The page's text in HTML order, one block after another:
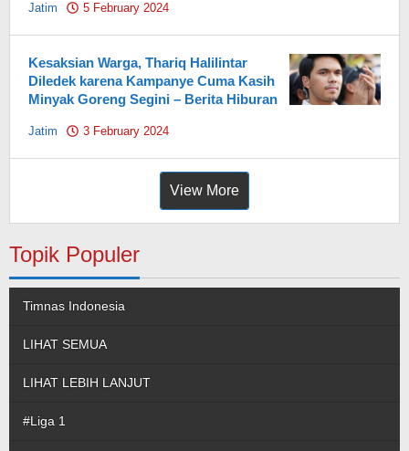
Jatim 5 February 2024
Kesaksian Warga, Thariq Halilintar
Diledek karena Kampanye Cuma Kasih
Minyak Goreng Segini – Berita Hiburan
Jatim 3 February 2024
View More
Topik Populer
Timnas Indonesia
LIHAT SEMUA
LIHAT LEBIH LANJUT
#Liga 1